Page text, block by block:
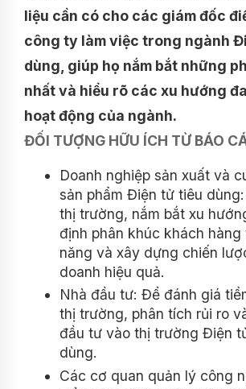
liệu cần có cho các giám đốc
công ty làm việc trong ngành
dùng, giúp họ nắm bắt những
nhất và hiểu rõ các xu hướng
hoạt động của ngành.
ĐỐI TƯỢNG HỮU ÍCH TỪ BÁO
Doanh nghiệp sản xuất và
sản phẩm Điện tử tiêu
thị trường, nắm bắt xu
định phân khúc khách hàng
năng và xây dựng chiến
doanh hiệu quả.
Nhà đầu tư: Để đánh giá
thị trường, phân tích rủi ro
đầu tư vào thị trường Điện
dùng.
Các cơ quan quản lý công